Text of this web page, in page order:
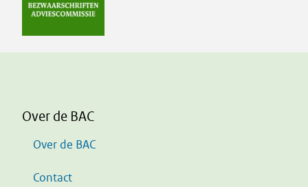
Over de BAC
Over de BAC
Contact